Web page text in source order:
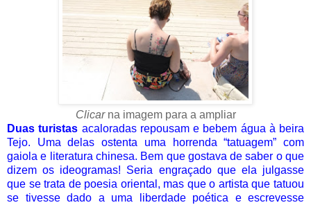
Clicar na imagem para a ampliar
Duas turistas acaloradas repousam e bebem água à beira
Tejo. Uma delas ostenta uma horrenda “tatuagem” com
gaiola e literatura chinesa. Bem que gostava de saber o que
dizem os ideogramas! Seria engraçado que ela julgasse
que se trata de poesia oriental, mas que o artista que tatuou
se tivesse dado a uma liberdade poética e escrevesse